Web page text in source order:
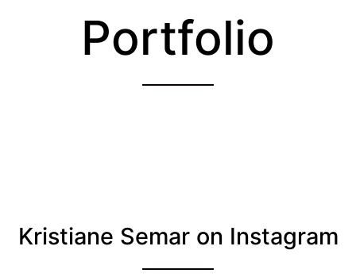
Portfolio
Kristiane Semar on Instagram